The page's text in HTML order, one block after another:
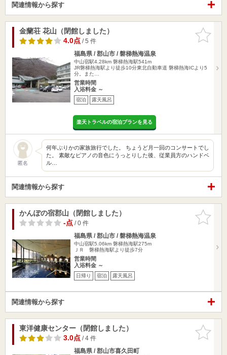
関連情報から探す
お気に入
りに追加
金蘭荘 花山（閉館しました）
4.0点/ 5 件
福島県 / 郡山市 / 磐梯熱海温泉
中山宿駅4.28km 磐梯熱海駅541m
JR磐梯熱海駅より徒歩10分東北自動車道 磐梯熱海ICより5
分。また…
営業時間
入浴料金 ～
宿泊 露天風呂
楽天トラベルの宿泊プランを見る
匿名
何年ぶりかの家族旅行でした。 ちょうど月一回のコンサートでし
た。 素敵なピアノの音色にうっとりした後、従業員方のハンドベ
ル…
関連情報から探す
お気に入
りに追加
かんぽの宿郡山（閉館しました）
-点/ 0 件
福島県 / 郡山市 / 磐梯熱海温泉
中山宿駅5.06km 磐梯熱海駅275m
ＪＲ 磐梯熱海駅より徒歩7分
営業時間
入浴料金 ～
日帰り 宿泊 露天風呂
関連情報から探す
お気に入
りに追加
東洋健康センター（閉館しました）
3.0点/ 4 件
福島県 / 郡山市喜久田町